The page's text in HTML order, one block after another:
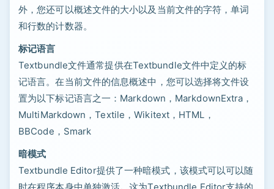
外，您还可以概述文件的大小以及当前文件的字符，单词
和行数的计数器。
标记语言
Textbundle文件通常提供在Textbundle文件中定义的标
记语言。在当前文件的信息概述中，您可以选择将文件设
置为以下标记语言之一：Markdown，MarkdownExtra，
MultiMarkdown，Textile，Wikitext，HTML，
BBCode，Smark
暗模式
Textbundle Editor提供了一种暗模式，该模式可以可以随